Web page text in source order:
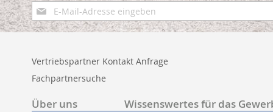
Anmeldung
zum
Newsletter:
Vertriebspartner Kontakt Anfrage
Fachpartnersuche
Über uns Wissenswertes für das